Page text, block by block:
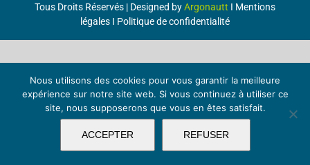
Tous Droits Réservés | Designed byArgonautt I Mentions
légales I Politique de confidentialité
Nous utilisons des cookies pour vous garantir la meilleure
expérience sur notre site web. Si vous continuez à utiliser ce
site, nous supposerons que vous en êtes satisfait.
ACCEPTER REFUSER